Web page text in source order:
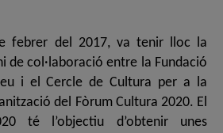
febrer del 2017, va tenir lloc la
de col·laboració entre la Fundació
i el Cercle de Cultura per a la
del Fòrum Cultura 2020. El
té l’objectiu d’obtenir unes